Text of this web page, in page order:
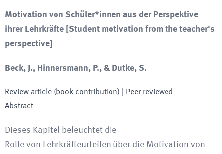
Motivation von Schüler*innen aus der Perspektive
ihrer Lehrkräfte [Student motivation from the teacher's
perspective]
Beck, J., Hinnersmann, P., & Dutke, S.
Review article (book contribution) | Peer reviewed
Abstract
Dieses Kapitel beleuchtet die
Rolle von Lehrkräfteurteilen über die Motivation von